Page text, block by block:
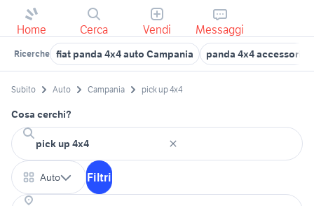
Home Cerca Vendi Messaggi
Ricerche fiat panda 4x4 auto Campania panda 4x4 accessori
Subito Auto Campania pick up 4x4
Cosa cerchi?
Auto Filtri